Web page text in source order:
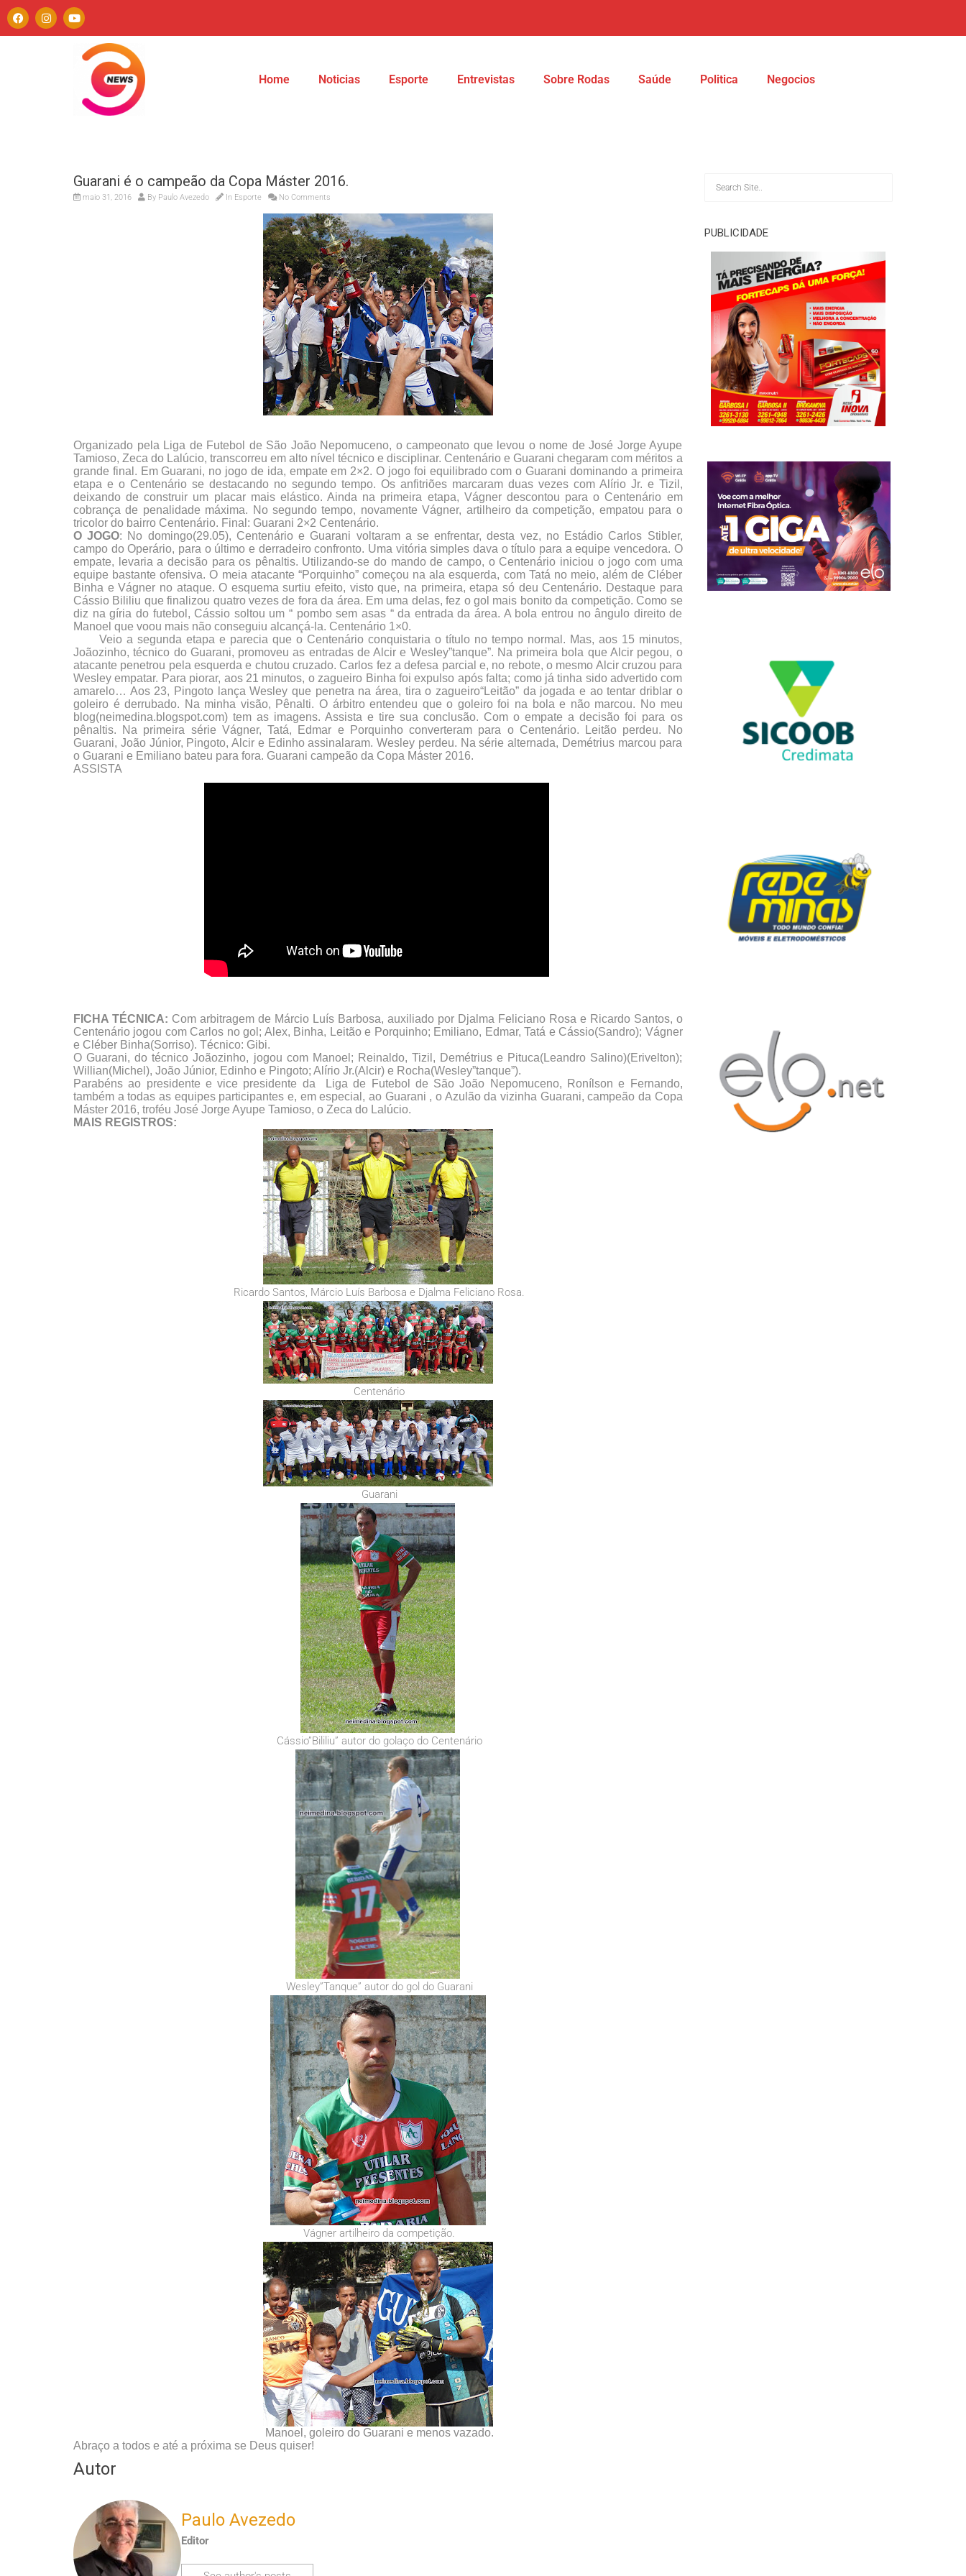
Home Noticias Esporte Entrevistas Sobre Rodas Saúde Politica Negocios
Guarani é o campeão da Copa Máster 2016.
maio 31, 2016 By Paulo Avezedo In Esporte No Comments
Organizado pela Liga de Futebol de São João Nepomuceno, o campeonato que levou o nome de José Jorge Ayupe
Tamioso, Zeca do Lalúcio, transcorreu em alto nível técnico e disciplinar. Centenário e Guarani chegaram com méritos a
grande final. Em Guarani, no jogo de ida, empate em 2×2. O jogo foi equilibrado com o Guarani dominando a primeira
etapa e o Centenário se destacando no segundo tempo. Os anfitriões marcaram duas vezes com Alírio Jr. e Tizil,
deixando de construir um placar mais elástico. Ainda na primeira etapa, Vágner descontou para o Centenário em
cobrança de penalidade máxima. No segundo tempo, novamente Vágner, artilheiro da competição, empatou para o
tricolor do bairro Centenário. Final: Guarani 2×2 Centenário.
O JOGO: No domingo(29.05), Centenário e Guarani voltaram a se enfrentar, desta vez, no Estádio Carlos Stibler,
campo do Operário, para o último e derradeiro confronto. Uma vitória simples dava o título para a equipe vencedora. O
empate, levaria a decisão para os pênaltis. Utilizando-se do mando de campo, o Centenário iniciou o jogo com uma
equipe bastante ofensiva. O meia atacante “Porquinho” começou na ala esquerda, com Tatá no meio, além de Cléber
Binha e Vágner no ataque. O esquema surtiu efeito, visto que, na primeira, etapa só deu Centenário. Destaque para
Cássio Bililiu que finalizou quatro vezes de fora da área. Em uma delas, fez o gol mais bonito da competição. Como se
diz na gíria do futebol, Cássio soltou um “ pombo sem asas “ da entrada da área. A bola entrou no ângulo direito de
Manoel que voou mais não conseguiu alcançá-la. Centenário 1×0.
Veio a segunda etapa e parecia que o Centenário conquistaria o título no tempo normal. Mas, aos 15 minutos,
Joãozinho, técnico do Guarani, promoveu as entradas de Alcir e Wesley”tanque”. Na primeira bola que Alcir pegou, o
atacante penetrou pela esquerda e chutou cruzado. Carlos fez a defesa parcial e, no rebote, o mesmo Alcir cruzou para
Wesley empatar. Para piorar, aos 21 minutos, o zagueiro Binha foi expulso após falta; como já tinha sido advertido com
amarelo… Aos 23, Pingoto lança Wesley que penetra na área, tira o zagueiro“Leitão” da jogada e ao tentar driblar o
goleiro é derrubado. Na minha visão, Pênalti. O árbitro entendeu que o goleiro foi na bola e não marcou. No meu
blog(neimedina.blogspot.com) tem as imagens. Assista e tire sua conclusão. Com o empate a decisão foi para os
pênaltis. Na primeira série Vágner, Tatá, Edmar e Porquinho converteram para o Centenário. Leitão perdeu. No
Guarani, João Júnior, Pingoto, Alcir e Edinho assinalaram. Wesley perdeu. Na série alternada, Demétrius marcou para
o Guarani e Emiliano bateu para fora. Guarani campeão da Copa Máster 2016.
ASSISTA
FICHA TÉCNICA: Com arbitragem de Márcio Luís Barbosa, auxiliado por Djalma Feliciano Rosa e Ricardo Santos, o
Centenário jogou com Carlos no gol; Alex, Binha, Leitão e Porquinho; Emiliano, Edmar, Tatá e Cássio(Sandro); Vágner
e Cléber Binha(Sorriso). Técnico: Gibi.
O Guarani, do técnico Joãozinho, jogou com Manoel; Reinaldo, Tizil, Demétrius e Pituca(Leandro Salino)(Erivelton);
Willian(Michel), João Júnior, Edinho e Pingoto; Alírio Jr.(Alcir) e Rocha(Wesley”tanque”).
Parabéns ao presidente e vice presidente da
Liga de Futebol de São João Nepomuceno, Ronílson e Fernando,
também a todas as equipes participantes e, em especial, ao Guarani , o Azulão da vizinha Guarani, campeão da Copa
Máster 2016, troféu José Jorge Ayupe Tamioso, o Zeca do Lalúcio.
MAIS REGISTROS:
Ricardo Santos, Márcio Luís Barbosa e Djalma Feliciano Rosa.
Centenário
Guarani
Cássio”Bililiu” autor do golaço do Centenário
Wesley”Tanque” autor do gol do Guarani
Vágner artilheiro da competição.
Manoel, goleiro do Guarani e menos vazado.
Abraço a todos e até a próxima se Deus quiser!
Autor
Paulo Avezedo
Editor
PUBLICIDADE